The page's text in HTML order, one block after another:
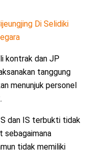
Di Selidiki
kontrak dan JP
tanggung
menunjuk personel
dan IS terbukti tidak
sebagaimana
tidak memiliki